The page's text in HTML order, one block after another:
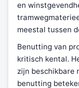
en
meestal tussen
Benutting van
kritisch kental.
zijn beschikbare
benutting